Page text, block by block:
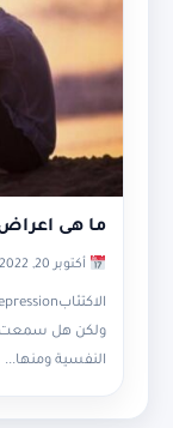
ما هى اعراض
أكتوبر 20, 2022
ولكن هل سمعت
النفسية ومنها...